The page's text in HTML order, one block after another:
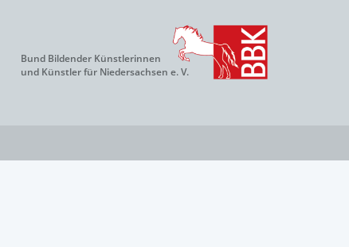
Bund Bildender Künstlerinnen
und Künstler für Niedersachsen e. V.